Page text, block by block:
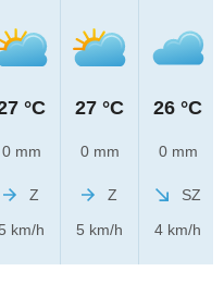
°C
0 mm
Z
5 km/h
27 °C
0 mm
Z
5 km/h
26 °C
0 mm
SZ
4 km/h